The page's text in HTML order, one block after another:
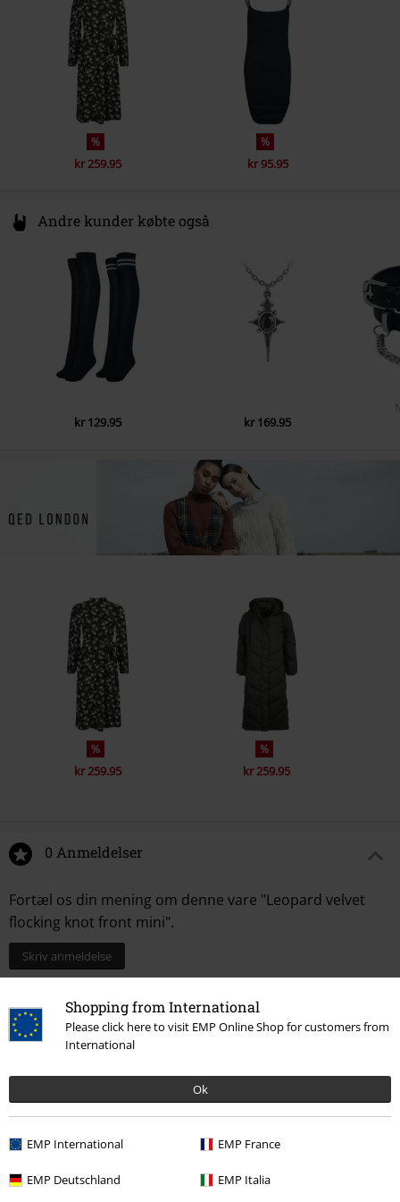
Shopping from International
Please click here to visit EMP Online Shop for customers from
International
Ok
EMP International EMP France
EMP Deutschland EMP Italia
www.novalondon.com
%
kr 259.95
%
kr 95.95
Andre kunder købte også
kr 129.95 kr 169.95
%
kr 259.95
%
kr 259.95
0 Anmeldelser
Fortæl os din mening om denne vare "Leopard velvet
flocking knot front mini".
Skriv anmeldelse